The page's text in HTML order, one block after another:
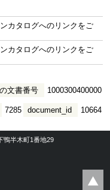
カタログへのリンクをご
カタログへのリンクをご
文書番号 1000300400000
document_id 10664
7285
鴨半木町1番地29